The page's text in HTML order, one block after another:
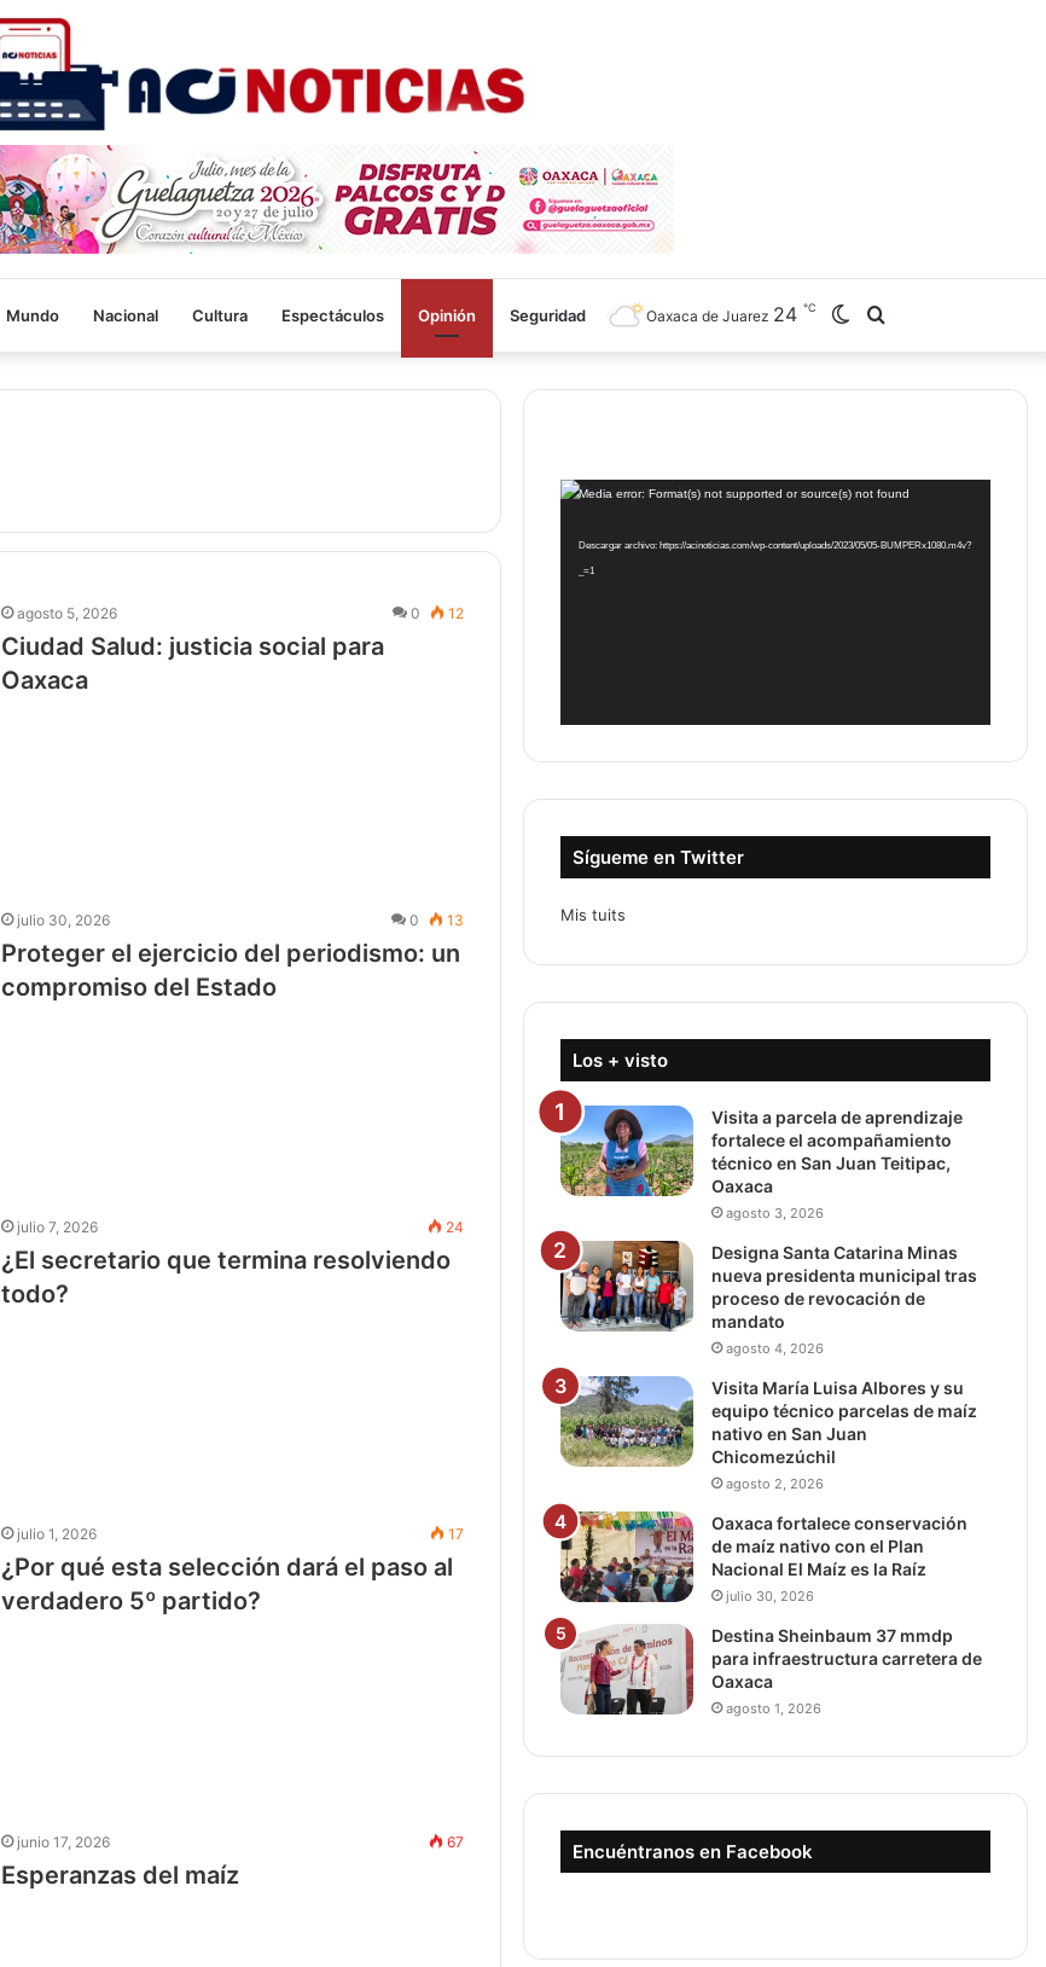
Mundo Nacional Cultura Espectáculos Opinión Seguridad
for
Switch
skin
Oaxaca de Juarez 24 ℃
agosto 5, 2026 0 12
Ciudad Salud: justicia social para
Oaxaca
julio 30, 2026 0 13
Proteger el ejercicio del periodismo: un
compromiso del Estado
julio 7, 2026 24
¿El secretario que termina resolviendo
todo?
julio 1, 2026 17
¿Por qué esta selección dará el paso al
verdadero 5º partido?
junio 17, 2026 67
Esperanzas del maíz
Reproductor
vídeo
Media error: Format(s) not supported or source(s) not found
Descargar archivo: https://acinoticias.com/wp-content/uploads/2023/05/05-BUMPERx1080.m4v?
_=1
Sígueme en Twitter
Mis tuits
Los + visto
Visita a parcela de aprendizaje
fortalece el acompañamiento
técnico en San Juan Teitipac,
Oaxaca
agosto 3, 2026
Designa Santa Catarina Minas
nueva presidenta municipal tras
proceso de revocación de
mandato
agosto 4, 2026
Visita María Luisa Albores y su
equipo técnico parcelas de maíz
nativo en San Juan
Chicomezúchil
agosto 2, 2026
Oaxaca fortalece conservación
de maíz nativo con el Plan
Nacional El Maíz es la Raíz
julio 30, 2026
Destina Sheinbaum 37 mmdp
para infraestructura carretera de
Oaxaca
agosto 1, 2026
Encuéntranos en Facebook